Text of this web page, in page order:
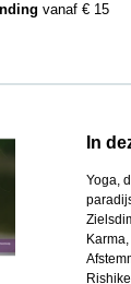
In
Yoga,
vanaf € 15